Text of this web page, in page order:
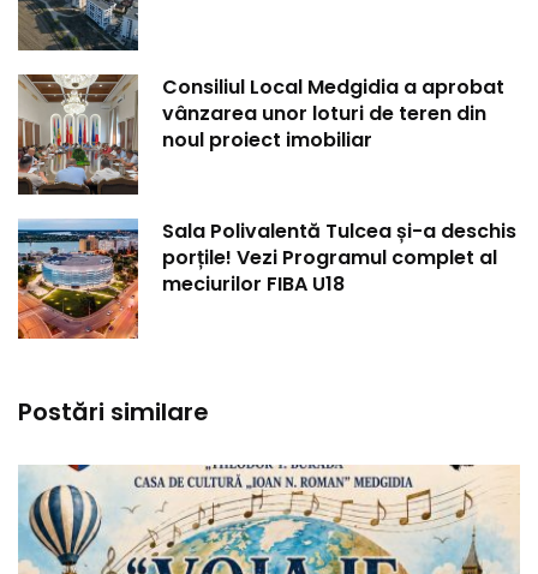
Consiliul Local Medgidia a aprobat
vânzarea unor loturi de teren din
noul proiect imobiliar
Sala Polivalentă Tulcea și-a deschis
porțile! Vezi Programul complet al
meciurilor FIBA U18
Postări similare